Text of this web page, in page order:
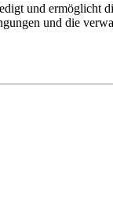
und ermöglicht
und die